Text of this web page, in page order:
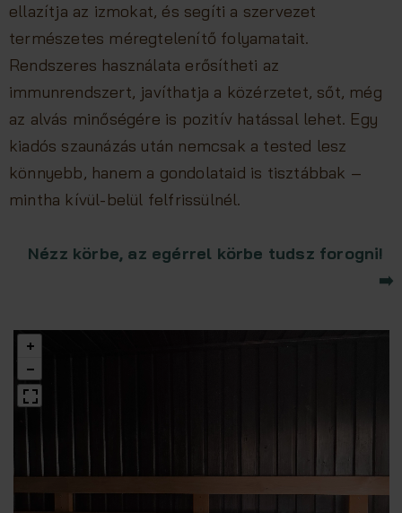
ellazítja az izmokat, és segíti a szervezet
természetes méregtelenítő folyamatait.
Rendszeres használata erősítheti az
immunrendszert, javíthatja a közérzetet, sőt, még
az alvás minőségére is pozitív hatással lehet. Egy
kiadós szaunázás után nemcsak a tested lesz
könnyebb, hanem a gondolataid is tisztábbak –
mintha kívül-belül felfrissülnél.
Nézz körbe, az egérrel körbe tudsz forogni!
➡️